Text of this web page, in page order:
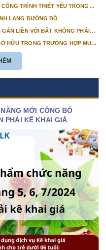
TRÌNH THIẾT YẾU TRONG
THÁC
LANG ĐƯỜNG BỘ
LIỀN VỚI ĐẤT KHÔNG PHẢI
NHẬN
HỮU TRONG TRƯỜNG HỢP MUA
MỚI CÔNG BỐ
PHẢI KÊ KHAI GIÁ